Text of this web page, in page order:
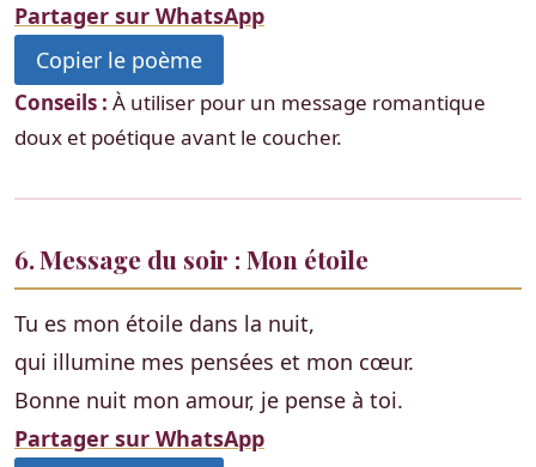
Partager sur WhatsApp
Copier le poème
Conseils : À utiliser pour un message romantique
doux et poétique avant le coucher.
6. Message du soir : Mon étoile
Tu es mon étoile dans la nuit,
qui illumine mes pensées et mon cœur.
Bonne nuit mon amour, je pense à toi.
Partager sur WhatsApp